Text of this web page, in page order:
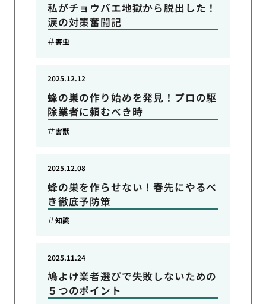
私がチョウバエ地獄から脱出した！
涙の対策奮闘記
害虫
蜂の巣の作り始めを発見！プロの駆
除業者に頼むべき時
2025.12.12
害獣
蜂の巣を作らせない！春先にやるべ
き徹底予防策
2025.12.08
知識
鳩よけ業者選びで失敗しないための
５つのポイント
2025.11.24